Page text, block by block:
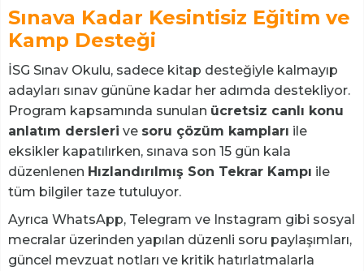
Sınava Kadar Kesintisiz Eğitim ve
Kamp Desteği
İSG Sınav Okulu, sadece kitap desteğiyle kalmayıp
adayları sınav gününe kadar her adımda destekliyor.
Program kapsamında sunulan ücretsiz canlı konu
anlatım dersleri ve soru çözüm kampları ile
eksikler kapatılırken, sınava son 15 gün kala
düzenlenen Hızlandırılmış Son Tekrar Kampı ile
tüm bilgiler taze tutuluyor.
Ayrıca WhatsApp, Telegram ve Instagram gibi sosyal
mecralar üzerinden yapılan düzenli soru paylaşımları,
güncel mevzuat notları ve kritik hatırlatmalarla